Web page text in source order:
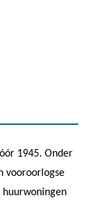
1945. Onder
vooroorlogse